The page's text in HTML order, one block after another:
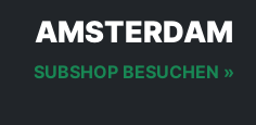
AMSTERDAM
SUBSHOP BESUCHEN »